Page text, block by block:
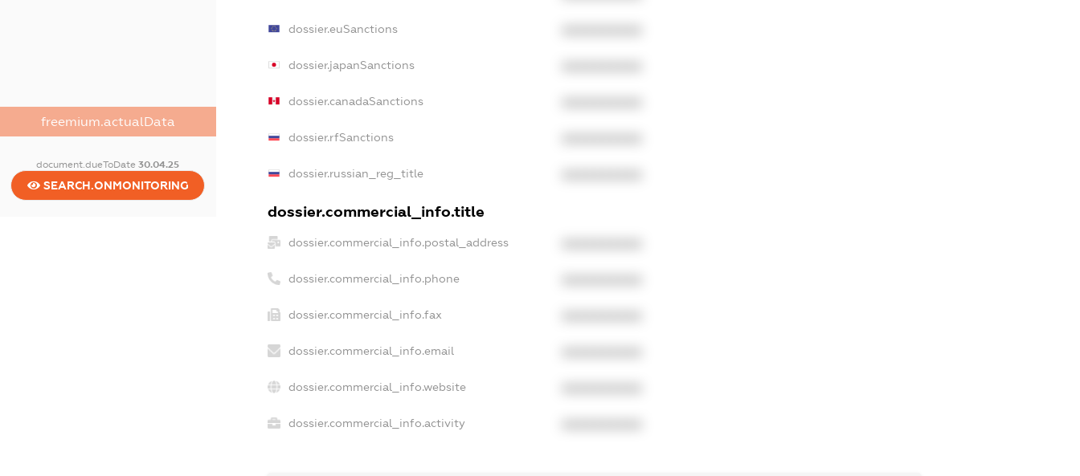
freemium.actualData
document.dueToDate30.04.25
SEARCH.ONMONITORING
dossier.euSanctions
dossier.japanSanctions
dossier.canadaSanctions
dossier.rfSanctions
dossier.russian_reg_title
dossier.commercial_info.title
dossier.commercial_info.postal_address
dossier.commercial_info.phone
dossier.commercial_info.fax
dossier.commercial_info.email
dossier.commercial_info.website
dossier.commercial_info.activity